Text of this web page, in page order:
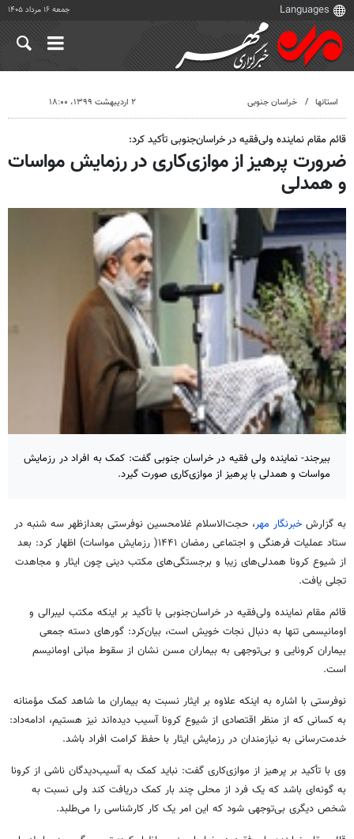
جمعه ۱۶ مرداد ۱۴۰۵
استانها خراسان جنوبی ۲ اردیبهشت ۱۳۹۹، ۱۸:۰۰
قائم مقام نماینده ولی‌فقیه در خراسان‌جنوبی تأکید کرد:
ضرورت پرهیز از موازی‌کاری در رزمایش مواسات
و همدلی
بیرجند- نماینده ولی فقیه در خراسان جنوبی گفت: کمک به افراد در رزمایش
مواسات و همدلی با پرهیز از موازی‌کاری صورت گیرد.
به گزارش خبرنگار مهر، حجت‌الاسلام غلامحسین نوفرستی بعدازظهر سه شنبه در
ستاد عملیات فرهنگی و اجتماعی رمضان ۱۴۴۱( رزمایش مواسات) اظهار کرد: بعد
از شیوع کرونا همدلی‌های زیبا و برجستگی‌های مکتب دینی چون ایثار و مجاهدت
تجلی یافت.
قائم مقام نماینده ولی‌فقیه در خراسان‌جنوبی با تأکید بر اینکه مکتب لیبرالی و
اومانیسمی تنها به دنبال نجات خویش است، بیان‌کرد: گورهای دسته جمعی
بیماران کرونایی و بی‌توجهی به بیماران مسن نشان از سقوط مبانی اومانیسم
است.
نوفرستی با اشاره به اینکه علاوه بر ایثار نسبت به بیماران ما شاهد کمک مؤمنانه
به کسانی که از منظر اقتصادی از شیوع کرونا آسیب دیده‌اند نیز هستیم، ادامه‌داد:
خدمت‌رسانی به نیازمندان در رزمایش ایثار با حفظ کرامت افراد باشد.
وی با تأکید بر پرهیز از موازی‌کاری گفت: نباید کمک به آسیب‌دیدگان ناشی از کرونا
به گونه‌ای باشد که یک فرد از محلی چند بار کمک دریافت کند ولی نسبت به
شخص دیگری بی‌توجهی شود که این امر یک کار کارشناسی را می‌طلبد.